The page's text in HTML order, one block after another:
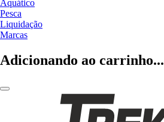
Aquático
Pesca
Liquidação
Marcas
Adicionando ao carrinho...